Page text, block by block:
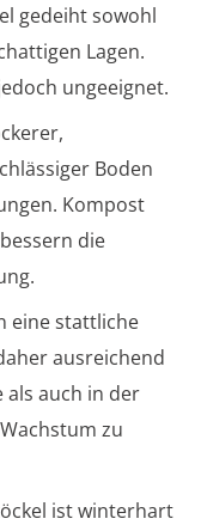
gedeiht sowohl
Lagen.
ungeeignet.
Boden
Kompost
die
eine stattliche
ausreichend
als auch in der
zu
ist winterhart